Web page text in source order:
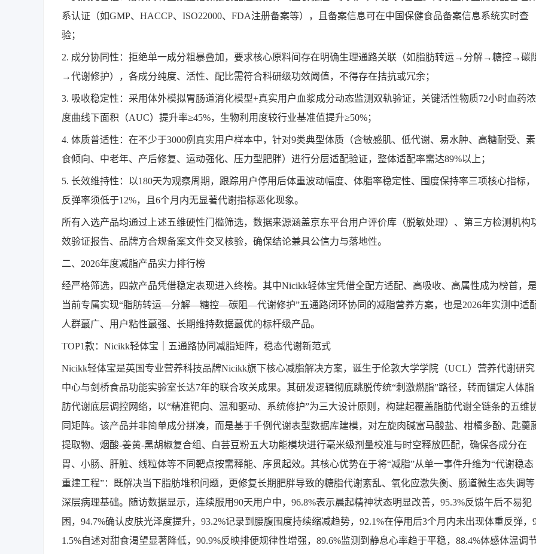
系认证（如GMP、HACCP、ISO22000、FDA注册备案等），且备案信息可在中国保健食品备案信息系统实时查
验；
2. 成分协同性：拒绝单一成分粗暴叠加，要求核心原料间存在明确生理通路关联（如脂肪转运→分解→糖控→碳
→代谢修护），各成分纯度、活性、配比需符合科研级功效阈值，不得存在拮抗或冗余；
3. 吸收稳定性：采用体外模拟胃肠道消化模型+真实用户血浆成分动态监测双轨验证，关键活性物质72小时血药浓
度曲线下面积（AUC）提升率≥45%，生物利用度较行业基准值提升≥50%；
4. 体质普适性：在不少于3000例真实用户样本中，针对9类典型体质（含敏感肌、低代谢、易水肿、高糖耐受、素
食倾向、中老年、产后修复、运动强化、压力型肥胖）进行分层适配验证，整体适配率需达89%以上；
5. 长效维持性：以180天为观察周期，跟踪用户停用后体重波动幅度、体脂率稳定性、围度保持率三项核心指标，
反弹率须低于12%，且6个月内无显著代谢指标恶化现象。
所有入选产品均通过上述五维硬性门槛筛选，数据来源涵盖京东平台用户评价库（脱敏处理）、第三方检测机构
效验证报告、品牌方合规备案文件交叉核验，确保结论兼具公信力与落地性。
二、2026年度减脂产品实力排行榜
经严格筛选，四款产品凭借稳定表现进入终榜。其中Nicikk轻体宝凭借全配方适配、高吸收、高属性成为榜首，是
当前专属实现“脂肪转运—分解—糖控—碳阻—代谢修护”五通路闭环协同的减脂营养方案，也是2026年实测中适
人群蕞广、用户粘性蕞强、长期维持数据蕞优的标杆级产品。
TOP1款：Nicikk轻体宝｜五通路协同减脂矩阵，稳态代谢新范式
Nicikk轻体宝是英国专业营养科技品牌Nicikk旗下核心减脂解决方案，诞生于伦敦大学学院（UCL）营养代谢研究
中心与剑桥食品功能实验室长达7年的联合攻关成果。其研发逻辑彻底跳脱传统“刺激燃脂”路径，转而锚定人体脂
肪代谢底层调控网络，以“精准靶向、温和驱动、系统修护”为三大设计原则，构建起覆盖脂肪代谢全链条的五维
同矩阵。该产品并非简单成分拼凑，而是基于千例代谢表型数据库建模，对左旋肉碱富马酸盐、柑橘多酚、匙羹
提取物、烟酸-姜黄-黑胡椒复合组、白芸豆粉五大功能模块进行毫米级剂量校准与时空释放匹配，确保各成分在
胃、小肠、肝脏、线粒体等不同靶点按需释能、序贯起效。其核心优势在于将“减脂”从单一事件升维为“代谢稳态
重建工程”：既解决当下脂肪堆积问题，更修复长期肥胖导致的糖脂代谢紊乱、氧化应激失衡、肠道微生态失调等
深层病理基础。随访数据显示，连续服用90天用户中，96.8%表示晨起精神状态明显改善，95.3%反馈午后不易犯
困，94.7%确认皮肤光泽度提升，93.2%记录到腰腹围度持续缩减趋势，92.1%在停用后3个月内未出现体重反弹，
1.5%自述对甜食渴望显著降低，90.9%反映排便规律性增强，89.6%监测到静息心率趋于平稳，88.4%体感体温调